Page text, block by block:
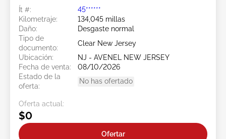
Ít #:
45******
Kilometraje:
134,045 millas
Daño:
Desgaste normal
Tipo de
documento:
Clear New Jersey
Ubicación:
NJ - AVENEL NEW JERSEY
Fecha de venta:
08/10/2026
Estado de la
oferta:
No has ofertado
Oferta actual:
$0
Ofertar